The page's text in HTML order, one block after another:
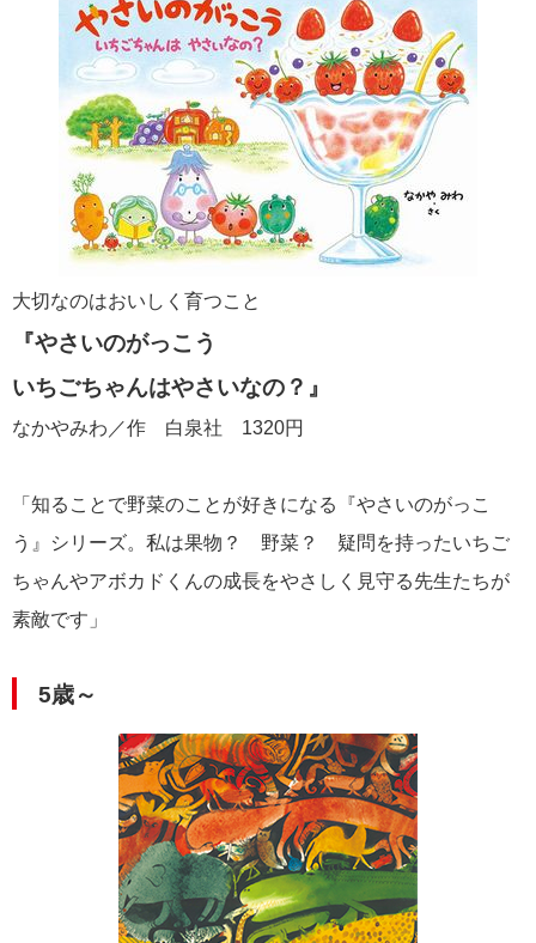
大切なのはおいしく育つこと
『やさいのがっこう
いちごちゃんはやさいなの？』
なかやみわ／作 白泉社 1320円
「知ることで野菜のことが好きになる『やさいのがっこ
う』シリーズ。私は果物？ 野菜？ 疑問を持ったいちご
ちゃんやアボカドくんの成長をやさしく見守る先生たちが
素敵です」
5歳～